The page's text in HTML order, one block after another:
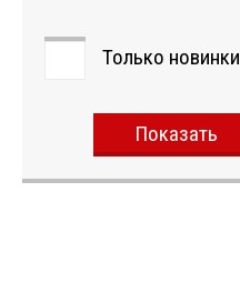
Только новинки
Показать